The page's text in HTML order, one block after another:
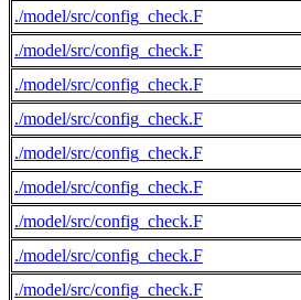
./model/src/config_check.F
./model/src/config_check.F
./model/src/config_check.F
./model/src/config_check.F
./model/src/config_check.F
./model/src/config_check.F
./model/src/config_check.F
./model/src/config_check.F
./model/src/config_check.F